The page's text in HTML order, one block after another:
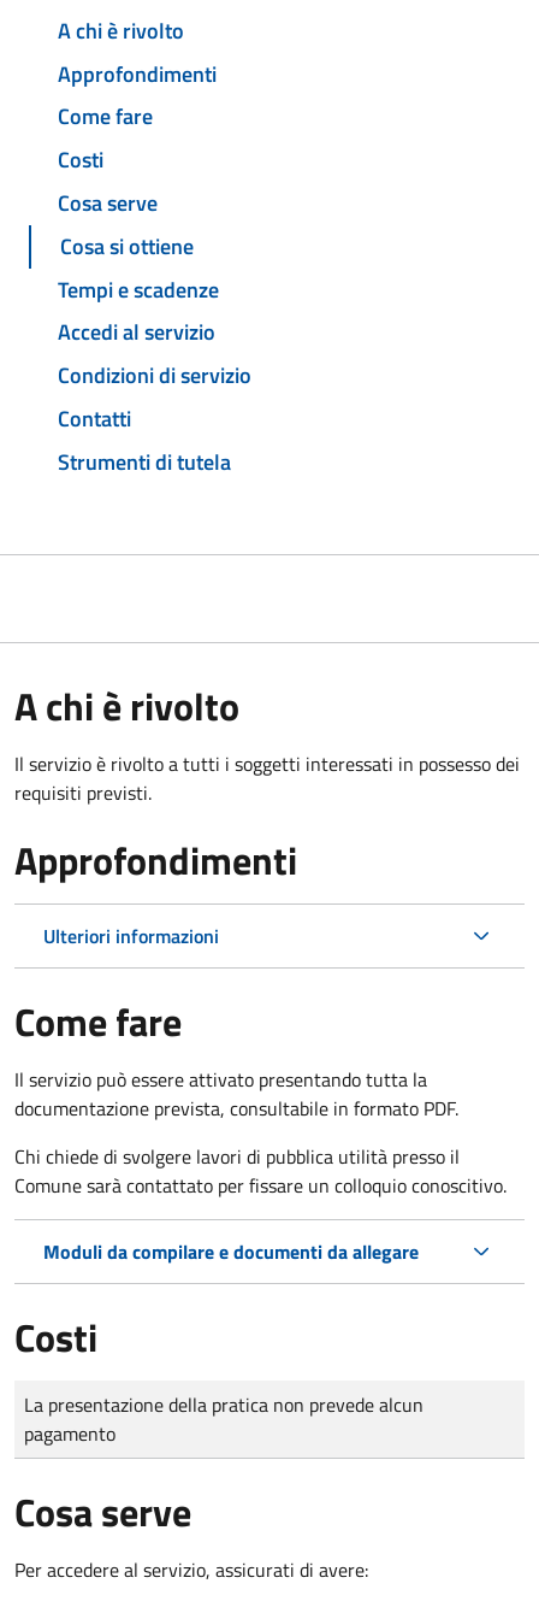
A chi è rivolto
Approfondimenti
Come fare
Costi
Cosa serve
Cosa si ottiene
Tempi e scadenze
Accedi al servizio
Condizioni di servizio
Contatti
Strumenti di tutela
A chi è rivolto
Il servizio è rivolto a tutti i soggetti interessati in possesso dei
requisiti previsti.
Approfondimenti
Ulteriori informazioni
Come fare
Il servizio può essere attivato presentando tutta la
documentazione prevista, consultabile in formato PDF.
Chi chiede di svolgere lavori di pubblica utilità presso il
Comune sarà contattato per fissare un colloquio conoscitivo.
Moduli da compilare e documenti da allegare
Costi
Tipo di pagamento
Importo
La presentazione della pratica non prevede alcun
pagamento
Cosa serve
Per accedere al servizio, assicurati di avere: